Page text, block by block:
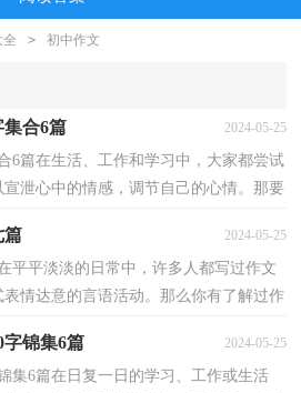
全 > 初中作文
集合6篇 2024-05-25
6篇在生活、工作和学习中，大家都尝试
泄心中的情感，调节自己的心情。那要
篇 2024-05-25
平平淡淡的日常中，许多人都写过作文
情达意的言语活动。那么你有了解过作
字锦集6篇 2024-05-25
集6篇在日复一日的学习、工作或生活